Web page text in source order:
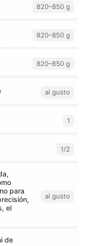
820–850 g
820–850 g
820–850 g
al gusto
1
1/2
para
el
al gusto
de